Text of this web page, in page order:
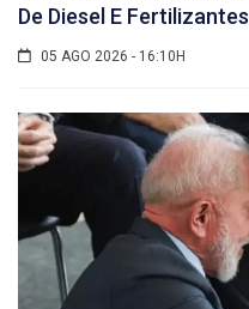
De Diesel E Fertilizantes
05 AGO 2026 - 16:10H